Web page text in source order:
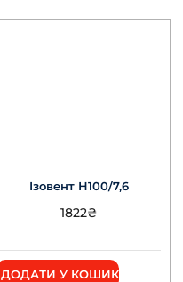
Ізовент Н100/7,6
1822₴
ДОДАТИ У КОШИК